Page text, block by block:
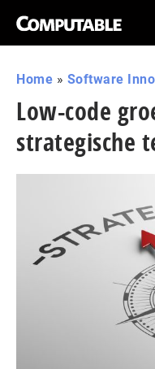
Home » Software
Low-code
strategische